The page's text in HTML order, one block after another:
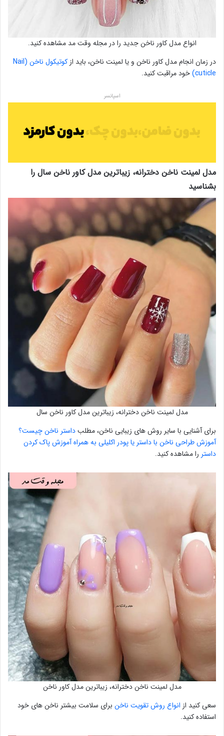
انواع مدل کاور ناخن جدید را در مجله وقت مد مشاهده کنید.
در زمان انجام مدل کاور ناخن و یا لمینت ناخن، باید از
کوتیکول ناخن (Nail
cuticle) خود مراقبت کنید.
اسپانسر
مدل لمینت ناخن دخترانه، زیباترین مدل کاور ناخن سال را
بشناسید
مدل لمینت ناخن دخترانه، زیباترین مدل کاور ناخن سال
برای آشنایی با سایر روش های زیبایی ناخن، مطلبداستر ناخن چیست؟
آموزش طراحی ناخن با داستر یا پودر اکلیلی به همراه آموزش پاک کردن
داستر را مشاهده کنید.
مدل لمینت ناخن دخترانه، زیباترین مدل کاور ناخن
سعی کنید از انواع روش تقویت ناخن برای سلامت بیشتر ناخن های خود
استفاده کنید.